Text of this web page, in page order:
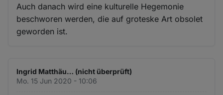
Auch danach wird eine kulturelle Hegemonie
beschworen werden, die auf groteske Art obsolet
geworden ist.
Ingrid Matthäu… (nicht überprüft)
Mo. 15 Jun 2020 - 10:06